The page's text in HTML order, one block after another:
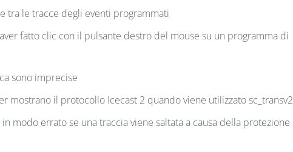
tra le tracce degli eventi programmati
fatto clic con il pulsante destro del mouse su un programma di
sono imprecise
mostrano il protocollo Icecast 2 quando viene utilizzato sc_transv2
modo errato se una traccia viene saltata a causa della protezione